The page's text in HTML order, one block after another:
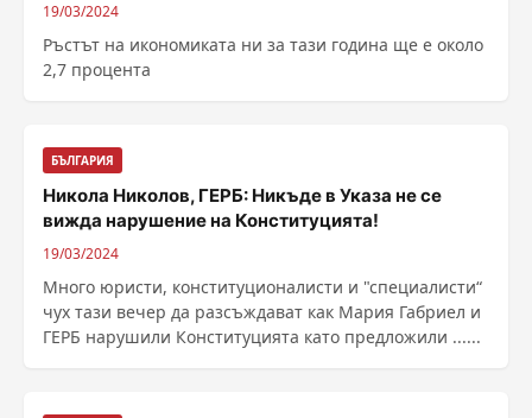
19/03/2024
Ръстът на икономиката ни за тази година ще е около
2,7 процента
БЪЛГАРИЯ
Никола Николов, ГЕРБ: Никъде в Указа не се
вижда нарушение на Конституцията!
19/03/2024
Много юристи, конституционалисти и "специалисти“
чух тази вечер да разсъждават как Мария Габриел и
ГЕРБ нарушили Конституцията като предложили ......